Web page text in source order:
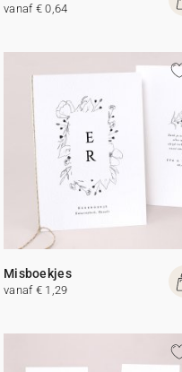
vanaf € 0,64
Misboekjes
vanaf € 1,29